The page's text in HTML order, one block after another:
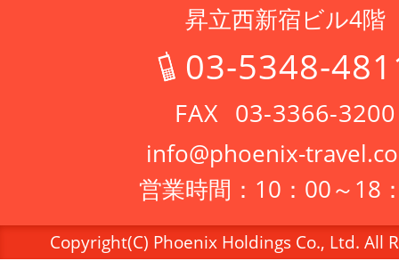
昇立西新宿ビル4階
03-5348-
03-3366-3200
info@phoenix-
営業時間：10：00～18
Copyright(C) Phoenix Holdings Co., Ltd. All